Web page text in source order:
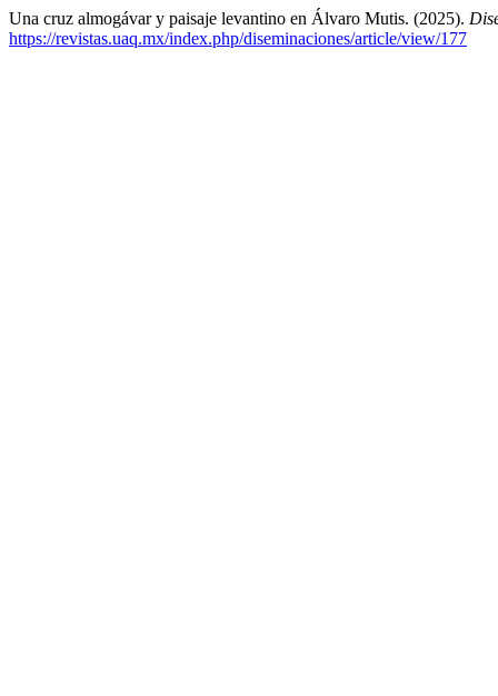
Una cruz almogávar y paisaje levantino en Álvaro Mutis. (2025).
https://revistas.uaq.mx/index.php/diseminaciones/article/view/177